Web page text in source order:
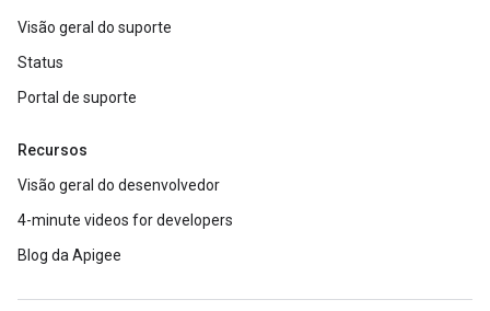
Visão geral do suporte
Status
Portal de suporte
Recursos
Visão geral do desenvolvedor
4-minute videos for developers
Blog da Apigee